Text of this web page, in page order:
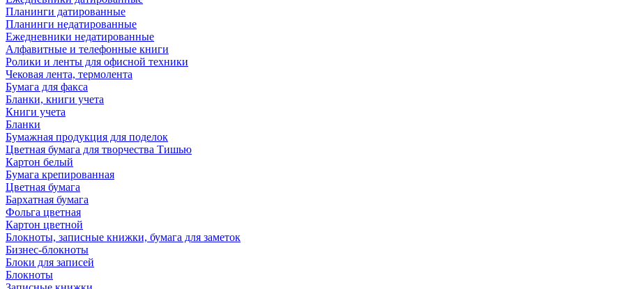
Планинги датированные
Планинги недатированные
Ежедневники недатированные
Алфавитные и телефонные книги
Ролики и ленты для офисной техники
Чековая лента, термолента
Бумага для факса
Бланки, книги учета
Книги учета
Бланки
Бумажная продукция для поделок
Цветная бумага для творчества Тишью
Картон белый
Бумага крепированная
Цветная бумага
Бархатная бумага
Фольга цветная
Картон цветной
Блокноты, записные книжки, бумага для заметок
Бизнес-блокноты
Блоки для записей
Блокноты